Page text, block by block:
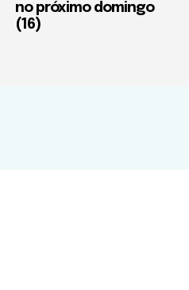
no próximo domingo
(16)